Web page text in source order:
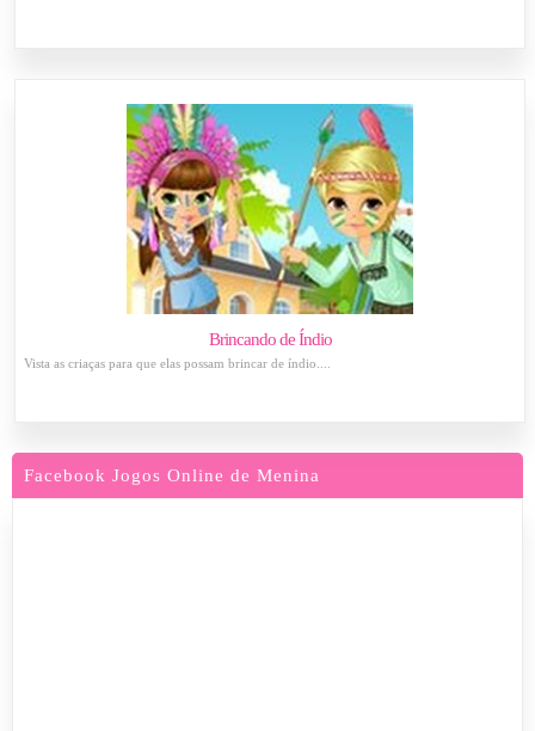
Brincando de Índio
Vista as criaças para que elas possam brincar de índio....
Facebook Jogos Online de Menina